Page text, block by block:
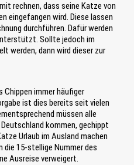
rechnen, dass seine Katze von
eingefangen wird. Diese lassen
durchführen. Dafür werden
Sollte jedoch im
werden, dann wird dieser zur
immer häufiger
ist dies bereits seit vielen
müssen alle
kommen, gechippt
Urlaub im Ausland machen
die 15-stellige Nummer des
Ausreise verweigert.